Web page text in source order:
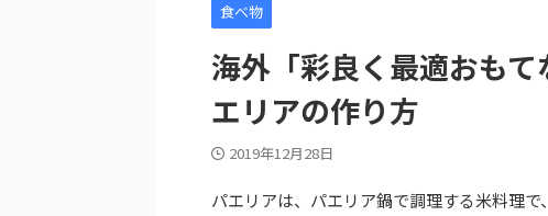
食べ物
海外「彩良く最適おも
エリアの作り方
2019年12月28日
パエリアは、パエリア鍋で調理する米料理